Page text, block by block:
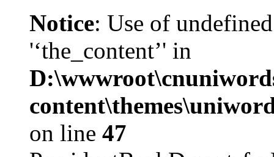
Notice: Use of
'‘the_content’' in
on line 47